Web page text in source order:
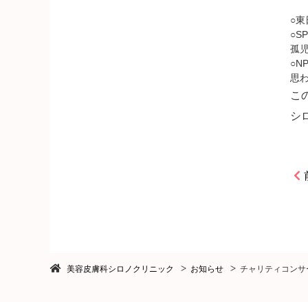
○東
孤
思
こ
シ
美容皮膚科シロノクリニック お知らせ チャリティコン